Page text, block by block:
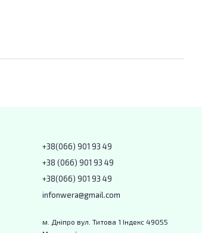
+38(066) 901 93 49
+38 (066) 901 93 49
+38(066) 901 93 49
infonwera@gmail.com
м. Дніпро вул. Титова 1 Індекс 49055